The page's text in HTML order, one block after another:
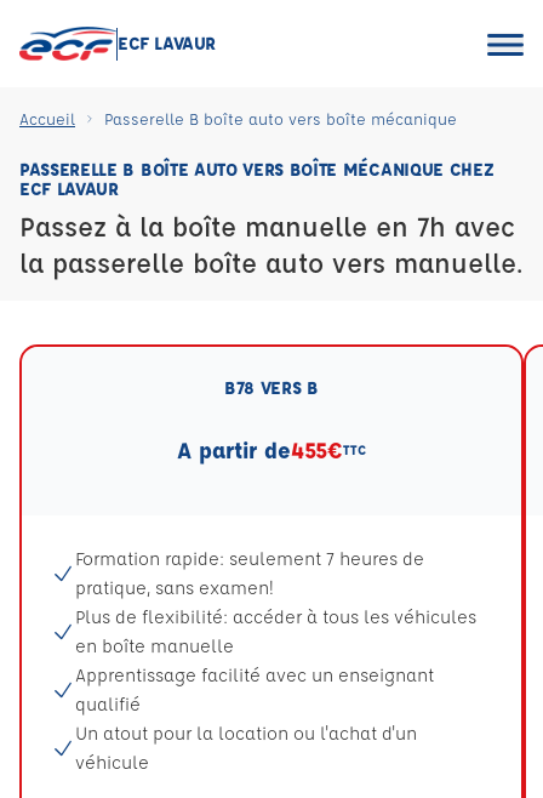
ECF LAVAUR
Accueil Passerelle B boîte auto vers boîte mécanique
PASSERELLE B BOÎTE AUTO VERS BOÎTE MÉCANIQUE CHEZ
ECF LAVAUR
Passez à la boîte manuelle en 7h avec
la passerelle boîte auto vers manuelle.
B78 VERS B
A partir de455€TTC
Formation rapide: seulement 7 heures de
pratique, sans examen!
Plus de flexibilité: accéder à tous les véhicules
en boîte manuelle
Apprentissage facilité avec un enseignant
qualifié
Un atout pour la location ou l'achat d'un
véhicule